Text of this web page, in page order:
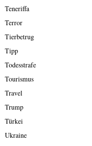
Teneriffa
Terror
Tierbetrug
Tipp
Todesstrafe
Tourismus
Travel
Trump
Türkei
Ukraine